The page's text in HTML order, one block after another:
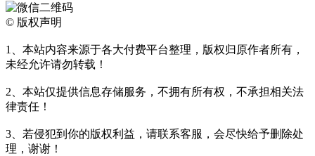
© 版权声明
1、本站内容来源于各大付费平台整理，版权归原作者所有，
未经允许请勿转载！
2、本站仅提供信息存储服务，不拥有所有权，不承担相关法
律责任！
3、若侵犯到你的版权利益，请联系客服，会尽快给予删除处
理，谢谢！